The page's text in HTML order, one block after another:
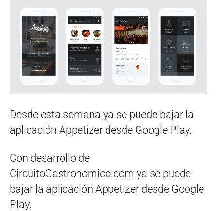
Desde esta semana ya se puede bajar la
aplicación Appetizer desde Google Play.
Con desarrollo de
CircuitoGastronomico.com ya se puede
bajar la aplicación Appetizer desde Google
Play.